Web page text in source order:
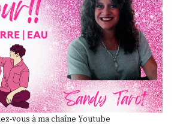
vous à ma chaîne Youtube